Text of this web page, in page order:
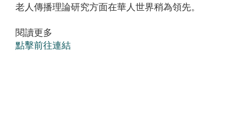
老人傳播理論研究方面在華人世界稍為領先。
閱讀更多
點擊前往連結